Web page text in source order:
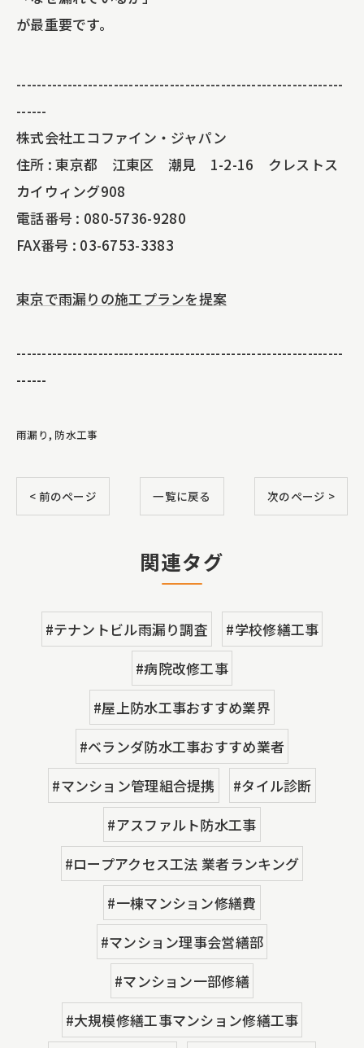
が最重要です。
----------------------------------------------------------------
------
株式会社エコファイン・ジャパン
住所 : 東京都 江東区 潮見 1-2-16 クレストス
カイウィング908
電話番号 : 080-5736-9280
FAX番号 : 03-6753-3383
東京で雨漏りの施工プランを提案
----------------------------------------------------------------
------
雨漏り 防水工事
< 前のページ 一覧に戻る 次のページ >
関連タグ
#テナントビル雨漏り調査
#学校修繕工事
#病院改修工事
#屋上防水工事おすすめ業界
#ベランダ防水工事おすすめ業者
#マンション管理組合提携
#タイル診断
#アスファルト防水工事
#ロープアクセス工法 業者ランキング
#一棟マンション修繕費
#マンション理事会営繕部
#マンション一部修繕
#大規模修繕工事マンション修繕工事